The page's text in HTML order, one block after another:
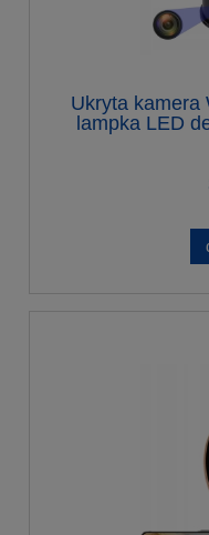
Ukryta kamera
lampka LED